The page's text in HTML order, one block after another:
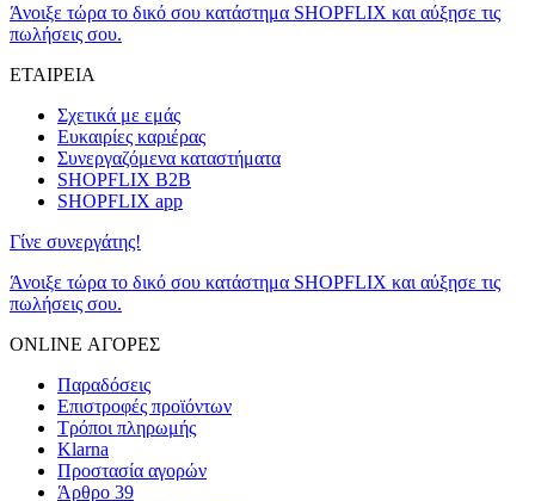
Άνοιξε τώρα το δικό σου κατάστημα SHOPFLIX και αύξησε τις
πωλήσεις σου.
ΕΤΑΙΡΕΙΑ
Σχετικά με εμάς
Ευκαιρίες καριέρας
Συνεργαζόμενα καταστήματα
SHOPFLIX B2B
SHOPFLIX app
Γίνε συνεργάτης!
Άνοιξε τώρα το δικό σου κατάστημα SHOPFLIX και αύξησε τις
πωλήσεις σου.
ONLINE ΑΓΟΡΕΣ
Παραδόσεις
Επιστροφές προϊόντων
Τρόποι πληρωμής
Klarna
Προστασία αγορών
Άρθρο 39